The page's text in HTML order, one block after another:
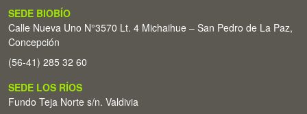
SEDE BIOBÍO
Calle Nueva Uno N°3570 Lt. 4 Michaihue – San Pedro de La Paz,
Concepción
(56-41) 285 32 60
SEDE LOS RÍOS
Fundo Teja Norte s/n. Valdivia